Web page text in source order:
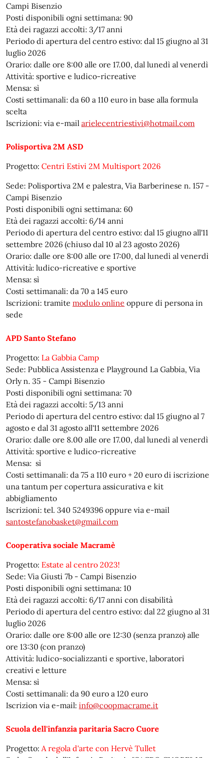
Campi Bisenzio
Posti disponibili ogni settimana: 90
Età dei ragazzi accolti: 3/17 anni
Periodo di apertura del centro estivo: dal 15 giugno al 31
luglio 2026
Orario: dalle ore 8:00 alle ore 17.00, dal lunedì al venerdì
Attività: sportive e ludico-ricreative
Mensa: sì
Costi settimanali: da 60 a 110 euro in base alla formula
scelta
Iscrizioni: via e-mail arielecentriestivi@hotmail.com
Polisportiva 2M ASD
Progetto: Centri Estivi 2M Multisport 2026
Sede: Polisportiva 2M e palestra, Via Barberinese n. 157 -
Campi Bisenzio
Posti disponibili ogni settimana: 60
Età dei ragazzi accolti: 6/14 anni
Periodo di apertura del centro estivo: dal 15 giugno all'11
settembre 2026 (chiuso dal 10 al 23 agosto 2026)
Orario: dalle ore 8:00 alle ore 17:00, dal lunedì al venerdì
Attività: ludico-ricreative e sportive
Mensa: sì
Costi settimanali: da 70 a 145 euro
Iscrizioni: tramite modulo online oppure di persona in
sede
APD Santo Stefano
Progetto: La Gabbia Camp
Sede: Pubblica Assistenza e Playground La Gabbia, Via
Orly n. 35 - Campi Bisenzio
Posti disponibili ogni settimana: 70
Età dei ragazzi accolti: 5/13 anni
Periodo di apertura del centro estivo: dal 15 giugno al 7
agosto e dal 31 agosto all'11 settembre 2026
Orario: dalle ore 8.00 alle ore 17.00, dal lunedì al venerdì
Attività: sportive e ludico-ricreative
Mensa: sì
Costi settimanali: da 75 a 110 euro + 20 euro di iscrizione
una tantum per copertura assicurativa e kit
abbigliamento
Iscrizioni: tel. 340 5249396 oppure via e-mail
santostefanobasket@gmail.com
Cooperativa sociale Macramè
Progetto: Estate al centro 2023!
Sede: Via Giusti 7b - Campi Bisenzio
Posti disponibili ogni settimana: 10
Età dei ragazzi accolti: 6/17 anni con disabilità
Periodo di apertura del centro estivo: dal 22 giugno al 31
luglio 2026
Orario: dalle ore 8:00 alle ore 12:30 (senza pranzo) alle
ore 13:30 (con pranzo)
Attività: ludico-socializzanti e sportive, laboratori
creativi e letture
Mensa: sì
Costi settimanali: da 90 euro a 120 euro
Iscrizion via e-mail: info@coopmacrame.it
Scuola dell'infanzia paritaria Sacro Cuore
Progetto: A regola d'arte con Hervè Tullet